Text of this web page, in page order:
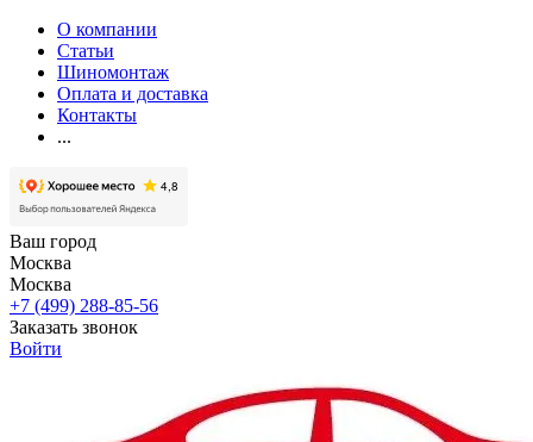
О компании
Статьи
Шиномонтаж
Оплата и доставка
Контакты
...
Ваш город
Москва
Москва
+7 (499) 288-85-56
Заказать звонок
Войти